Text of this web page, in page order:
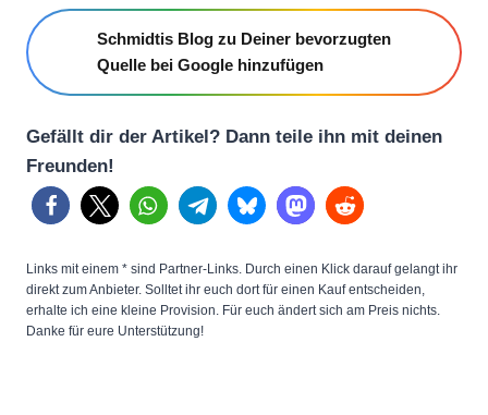
Schmidtis Blog zu Deiner bevorzugten
Quelle bei Google hinzufügen
Gefällt dir der Artikel? Dann teile ihn mit deinen
Freunden!
Links mit einem * sind Partner-Links. Durch einen Klick darauf gelangt ihr
direkt zum Anbieter. Solltet ihr euch dort für einen Kauf entscheiden,
erhalte ich eine kleine Provision. Für euch ändert sich am Preis nichts.
Danke für eure Unterstützung!